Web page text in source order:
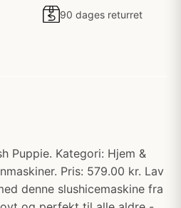
90 dages returret
Puppie. Kategori: Hjem &
Pris: 579.00 kr. Lav
denne slushicemaskine fra